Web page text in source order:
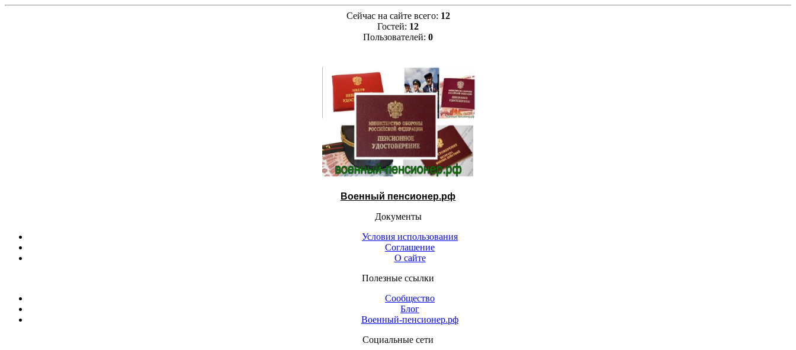
Сейчас на сайте всего: 12
Гостей: 12
Пользователей: 0
Военный пенсионер.рф
Документы
Условия использования
Соглашение
О сайте
Полезные ссылки
Сообщество
Блог
Военный-пенсионер.рф
Социальные сети